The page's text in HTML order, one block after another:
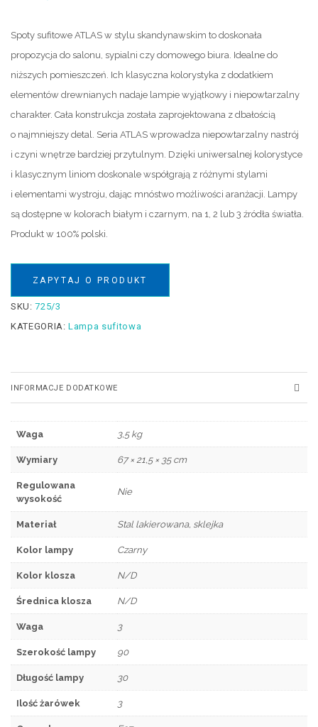
Spoty sufitowe ATLAS w stylu skandynawskim to doskonała
propozycja do salonu, sypialni czy domowego biura. Idealne do
niższych pomieszczeń. Ich klasyczna kolorystyka z dodatkiem
elementów drewnianych nadaje lampie wyjątkowy i niepowtarzalny
charakter. Cała konstrukcja została zaprojektowana z dbałością
o najmniejszy detal. Seria ATLAS wprowadza niepowtarzalny nastrój
i czyni wnętrze bardziej przytulnym. Dzięki uniwersalnej kolorystyce
i klasycznym liniom doskonale współgrają z różnymi stylami
i elementami wystroju, dając mnóstwo możliwości aranżacji. Lampy
są dostępne w kolorach białym i czarnym, na 1, 2 lub 3 źródła światła.
Produkt w 100% polski.
ZAPYTAJ O PRODUKT
SKU:725/3
KATEGORIA:Lampa sufitowa
INFORMACJE DODATKOWE
Waga 3,5 kg
Wymiary 67 × 21,5 × 35 cm
Regulowana
wysokość
Nie
Materiał Stal lakierowana, sklejka
Kolor lampy Czarny
Kolor klosza N/D
Średnica klosza N/D
Waga 3
Szerokość lampy 90
Długość lampy 30
Ilość żarówek 3